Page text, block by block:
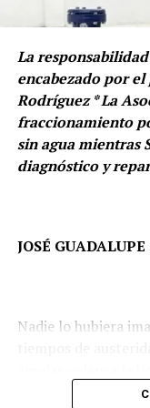
Kahlo, el histórico
convirtiendo los
encuentro y
medición anterior.
Este resultado
que registraron
percepción de
referencia y
años, de acuerdo
La
encabezado por
Rodríguez * La
fraccionamiento
sin agua mientras
diagnóstico y
JOSÉ
Nadie lo hubiera